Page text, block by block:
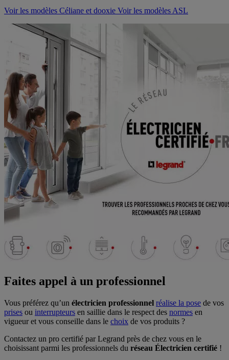
Voir les modèles Céliane et dooxie Voir les modèles ASL
Faites appel à un professionnel
Vous préférez qu’un électricien professionnel réalise la pose de vos
prises ou interrupteurs en saillie dans le respect des normes en
vigueur et vous conseille dans le choix de vos produits ?
Contactez un pro certifié par Legrand près de chez vous en le
choisissant parmi les professionnels du réseau Électricien certifié !